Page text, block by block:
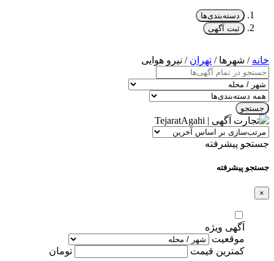
دسته‌بندی‌ها
ثبت آگهی
خانه / شهرها / تهران / نیرو هوایی
جستجو
جستجو پیشرفته
جستجو پیشرفته
×
آگهی ویژه
موقعیت
کمترین قیمت
تومان